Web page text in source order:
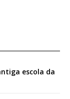
escola da